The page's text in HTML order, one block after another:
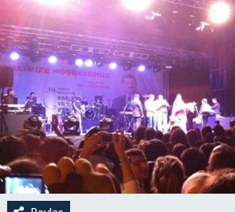
Sivil Toplum
Siyaset
Spor
Tarım
Turizm